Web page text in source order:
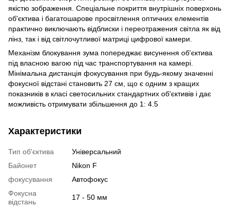
якістю зображення. Спеціальне покриття внутрішніх поверхонь
об'єктива і багатошарове просвітлення оптичних елементів
практично виключають відблиски і переотражения світла як від
лінз, так і від світлочутливої ​​матриці цифрової камери.
Механізм блокування зума попереджає висунення об'єктива
під власною вагою під час транспортування на камері.
Мінімальна дистанція фокусування при будь-якому значенні
фокусної відстані становить 27 см, що є одним з кращих
показників в класі светосильних стандартних об'єктивів і дає
можливість отримувати збільшення до 1: 4.5
Характеристики
Тип об'єктива
Універсальний
Байонет
Nikon F
фокусування
Автофокус
Фокусна
відстань
17 - 50 мм